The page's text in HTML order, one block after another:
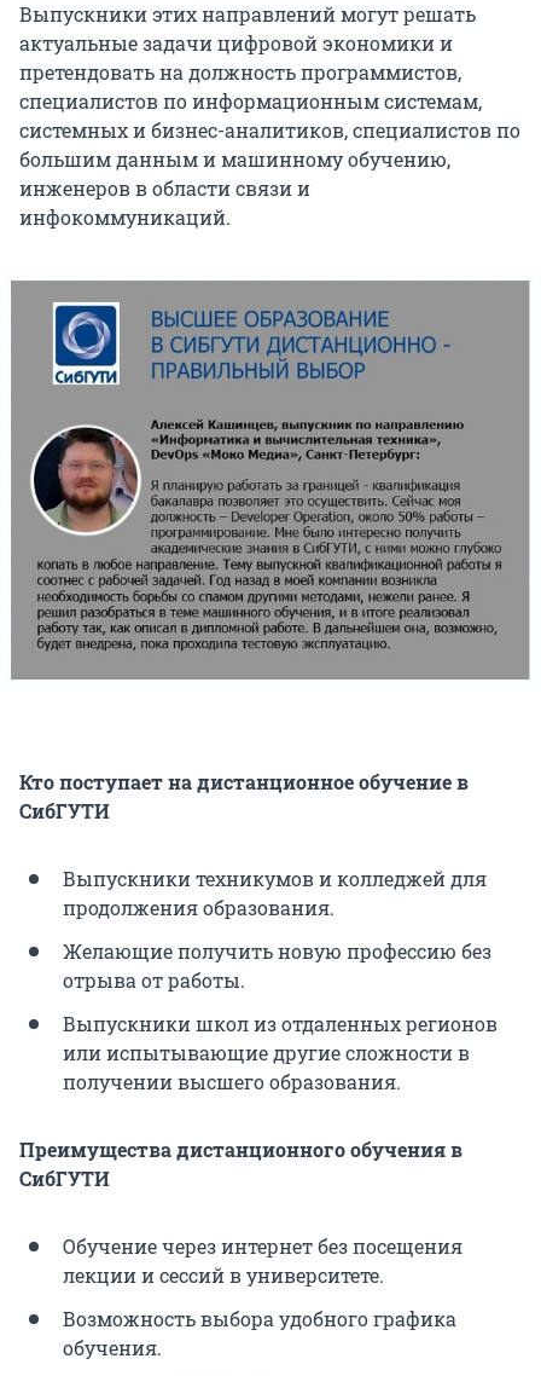
Выпускники этих направлений могут решать
актуальные задачи цифровой экономики и
претендовать на должность программистов,
специалистов по информационным системам,
системных и бизнес-аналитиков, специалистов по
большим данным и машинному обучению,
инженеров в области связи и
инфокоммуникаций.
Кто поступает на дистанционное обучение в
СибГУТИ
Выпускники техникумов и колледжей для
продолжения образования.
Желающие получить новую профессию без
отрыва от работы.
Выпускники школ из отдаленных регионов
или испытывающие другие сложности в
получении высшего образования.
Преимущества дистанционного обучения в
СибГУТИ
Обучение через интернет без посещения
лекции и сессий в университете.
Возможность выбора удобного графика
обучения.